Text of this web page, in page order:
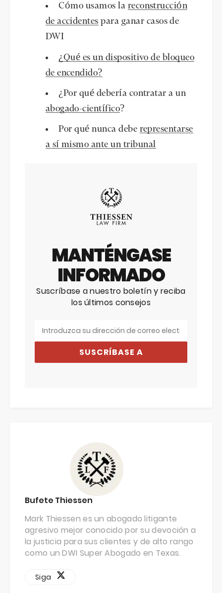
Cómo usamos la reconstrucción
de accidentes para ganar casos de
DWI
¿Qué es un dispositivo de bloqueo
de encendido?
¿Por qué debería contratar a un
abogado-científico?
Por qué nunca debe representarse
a sí mismo ante un tribunal
MANTÉNGASE
INFORMADO
Suscríbase a nuestro boletín y reciba
los últimos consejos
SUSCRÍBASE A
Bufete Thiessen
Mark Thiessen es un abogado litigante
agresivo mejor conocido por su devoción a
la justicia para sus clientes y de alto rango
como un DWI Super Abogado en Texas.
Siga